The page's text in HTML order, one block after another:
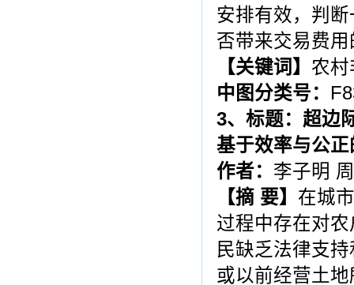
安排有效，判
否带来交易费
【关键词 】 农
中图分类号：
3、标题：超边
基于效率与公
作者： 李子明
【摘 要】 在城
过程中存在对
民缺乏法律支
或以前经营土